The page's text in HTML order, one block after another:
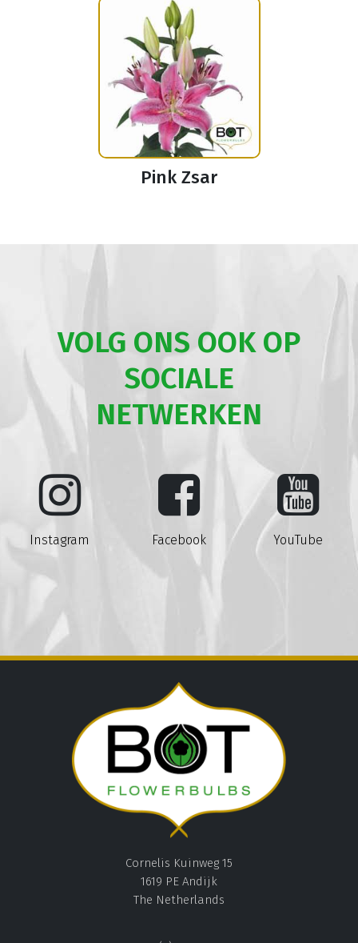
Pink Zsar
VOLG ONS OOK OP
SOCIALE
NETWERKEN
Instagram Facebook YouTube
Cornelis Kuinweg 15
1619 PE Andijk
The Netherlands